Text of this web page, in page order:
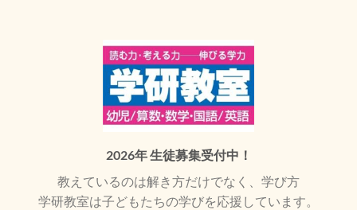
2026年 生徒募集受付中！
教えているのは解き方だけでなく、学び方
学研教室は子どもたちの学びを応援しています。